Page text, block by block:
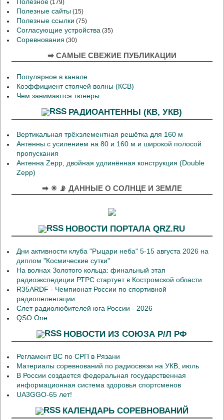
Полезное (179)
Полезные сайты (15)
Полезные ссылки (75)
Согласующие устройства (35)
Соревнования (30)
➡ САМЫЕ СВЕЖИЕ ПУБЛИКАЦИИ
Популярное в канале
Коэффициент стоячей волны (КСВ)
Чем занимаются тюнеры
РАДИОАНТЕННЫ (КВ, УКВ)
Вертикальная трёхэлементная решётка для 160 м
Антенны с усилением на 80 и 160 м и широкой полосой
пропускания
Антенна Zepp, двойная удлинённая конструкция (Double
Zepp)
➡ ☀ 📡 ДАННЫЕ О СОЛНЦЕ И ЗЕМЛЕ
НОВОСТИ ПОРТАЛА QRZ.RU
Дни активности клуба "Рыцари неба" 5-15 августа 2026 на
диплом "Космические сутки"
На волнах Золотого кольца: финальный этап
радиоэкспедиции РТРС стартует в Костромской области
R35ARDF - Чемпионат России по спортивной
радиопеленгации
Слет радиолюбителей юга России - 2026
QSO One
НОВОСТИ ИЗ СОЮЗА Р/Л РФ
Регламент ВС по СРП в Рязани
Материалы соревнований по радиосвязи на УКВ, июль
В России создается федеральная государственная
информационная система здоровья спортсменов
UA3GGO-65 лет!
КАЛЕНДАРЬ СОРЕВНОВАНИЙ